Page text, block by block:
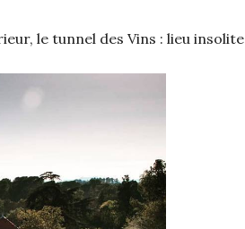
le tunnel des Vins : lieu insolite